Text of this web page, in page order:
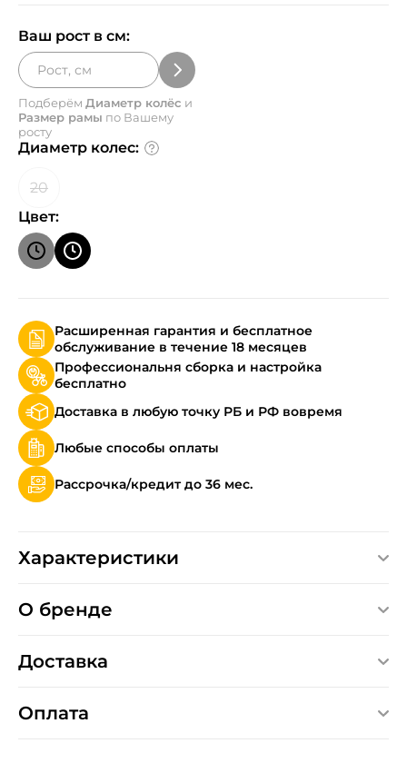
Ваш рост в см:
Подберём Диаметр колёс и
Размер рамы по Вашему
росту
Диаметр колес:
20
Цвет:
Расширенная гарантия и бесплатное
обслуживание в течение 18 месяцев
Профессиональня сборка и настройка
бесплатно
Доставка в любую точку РБ и РФ вовремя
Любые способы оплаты
Рассрочка/кредит до 36 мес.
Характеристики
О бренде
Доставка
Оплата